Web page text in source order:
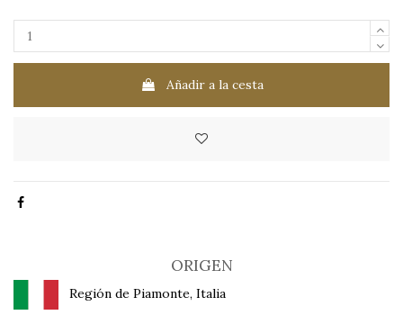
Añadir a la cesta
ORIGEN
Región de Piamonte, Italia